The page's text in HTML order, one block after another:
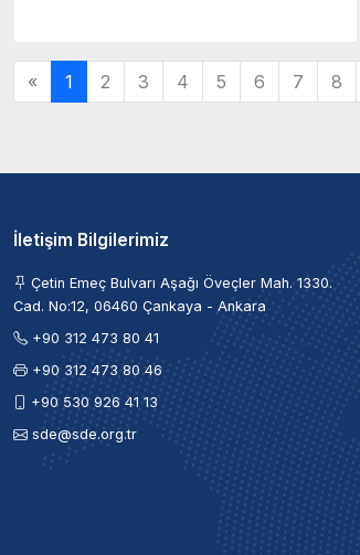
« 1 2 3 4 5 6 7 8
İletişim Bilgilerimiz
Çetin Emeç Bulvarı Aşağı Öveçler Mah. 1330.
Cad. No:12, 06460 Çankaya - Ankara
+90 312 473 80 41
+90 312 473 80 46
+90 530 926 41 13
sde@sde.org.tr